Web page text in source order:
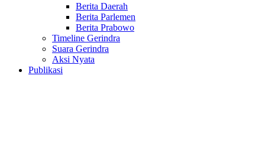
Berita Daerah
Berita Parlemen
Berita Prabowo
Timeline Gerindra
Suara Gerindra
Aksi Nyata
Publikasi